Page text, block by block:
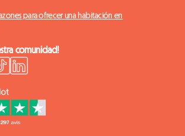
para ofrecer una habitación en
comunidad!